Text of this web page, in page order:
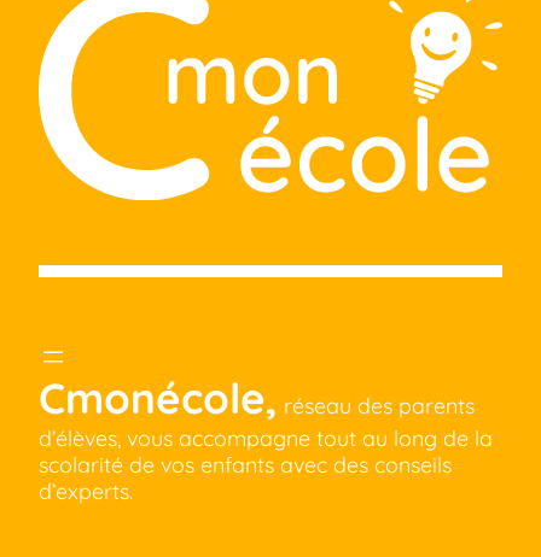
Cmonécole, réseau des parents
d’élèves, vous accompagne tout au long de la
scolarité de vos enfants avec des conseils
d’experts.